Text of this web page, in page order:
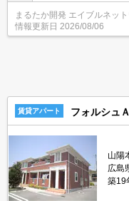
歩２分♪大型ＳＣゆめ
立地で病院・飲食店・
境が魅力的です♪都市
なった間取りで奥様の
まるたか開発 エイブルネッ
情報更新日 2026/08/06
賃貸アパート フォルシュ
山陽
広島
築19